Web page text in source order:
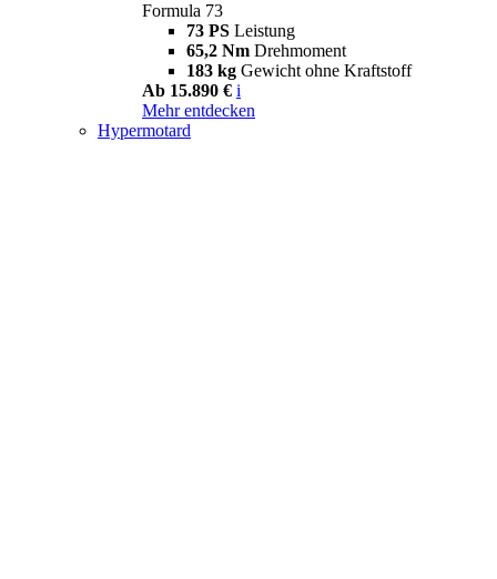
Formula 73
73 PS Leistung
65,2 Nm Drehmoment
183 kg Gewicht ohne Kraftstoff
Ab 15.890 € i
Mehr entdecken
Hypermotard